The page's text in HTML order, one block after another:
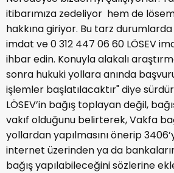
itibarımıza zedeliyor hem de
hakkına giriyor. Bu tarz
imdat ve 0 312 447 06 60 LÖSEV
ihbar edin. Konuyla alakalı
sonra hukuki yollara anında
işlemler başlatılacaktır" diye
LÖSEV’in bağış toplayan değil,
vakıf olduğunu belirterek, Vakfa
yollardan yapılmasını önerip
internet üzerinden ya da
bağış yapılabileceğini sözlerine